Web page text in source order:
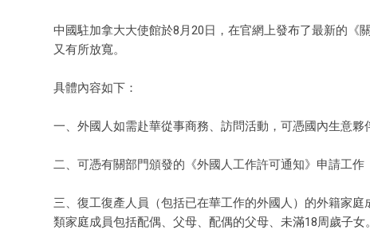
中國駐加拿大大使館於8月20日，在官網上發布了最新的《
又有所放寬。
具體內容如下：
一、外國人如需赴華從事商務、訪問活動，可憑國內生意夥
二、可憑有關部門頒發的《外國人工作許可通知》申請工作
三、復工復產人員（包括已在華工作的外國人）的外籍家
類家庭成員包括配偶、父母、配偶的父母、未滿18周歲子女。